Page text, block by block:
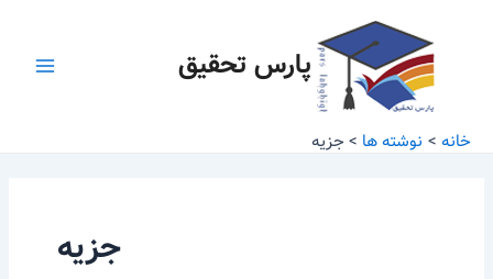
پارس تحقیق
خانه نوشته ها جزیه
جزیه